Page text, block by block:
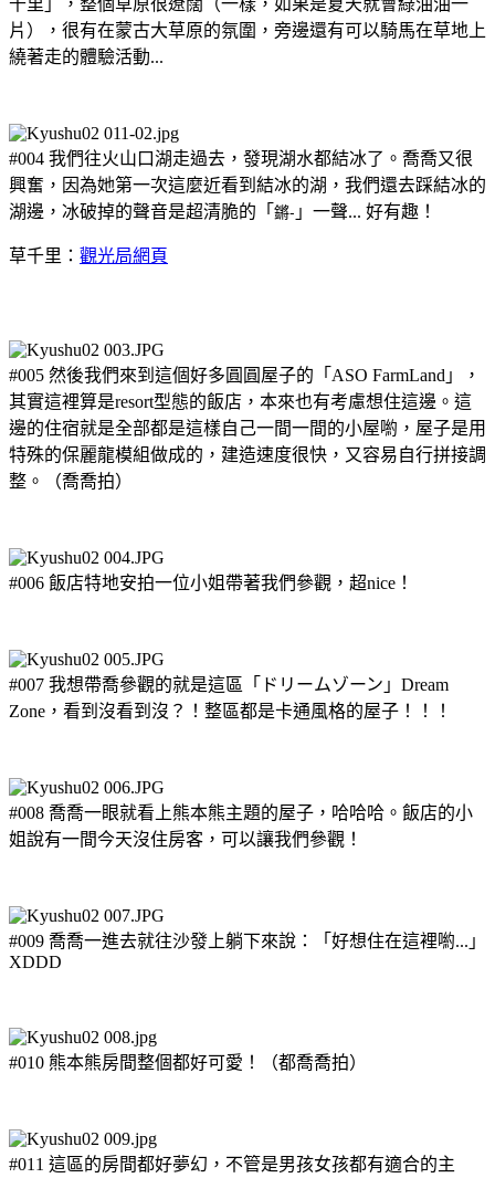
片），很有在蒙古大草原的氛圍，旁邊還有可以騎馬在草地上
繞著走的體驗活動...
#004 我們往火山口湖走過去，發現湖水都結冰了。喬喬又很
興奮，因為她第一次這麼近看到結冰的湖，我們還去踩結冰的
湖邊，冰破掉的聲音是超清脆的「 鏘- 」一聲... 好有趣！
草千里： 觀光局網頁
#005 然後我們來到這個好多圓圓屋子的「ASO FarmLand」，
其實這裡算是resort型態的飯店，本來也有考慮想住這邊。這
邊的住宿就是全部都是這樣自己一間一間的小屋喲，屋子是用
特殊的保麗龍模組做成的，建造速度很快，又容易自行拼接調
整。（喬喬拍）
#006 飯店特地安拍一位小姐帶著我們參觀，超nice！
#007 我想帶喬參觀的就是這區「ドリームゾーン」Dream
Zone，看到沒看到沒？！整區都是卡通風格的屋子！！！
#008 喬喬一眼就看上熊本熊主題的屋子，哈哈哈。飯店的小
姐說有一間今天沒住房客，可以讓我們參觀！
#009 喬喬一進去就往沙發上躺下來說：「好想住在這裡喲...」
XDDD
#010 熊本熊房間整個都好可愛！（都喬喬拍）
#011 這區的房間都好夢幻，不管是男孩女孩都有適合的主